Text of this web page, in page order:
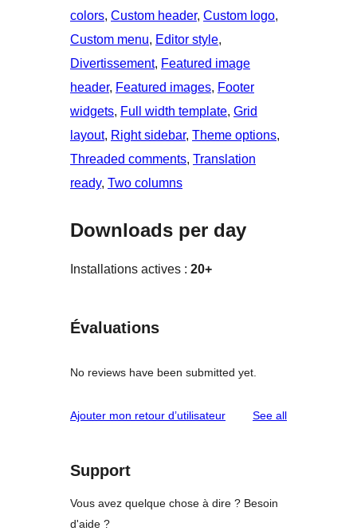
colors, Custom header, Custom logo
Custom menu, Editor style
Divertissement, Featured image
header, Featured images, Footer
widgets, Full width template, Grid
layout, Right sidebar, Theme options
Threaded comments, Translation
ready, Two columns
Downloads per day
Installations actives : 20+
Évaluations
No reviews have been submitted yet.
Ajouter mon retour d’utilisateur See allreviews
Support
Vous avez quelque chose à dire ? Besoin
d'aide ?